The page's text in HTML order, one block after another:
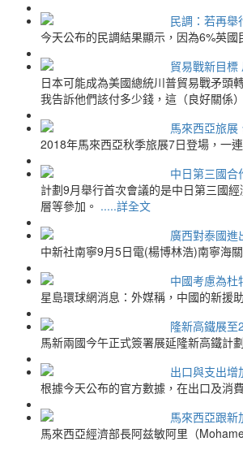
民調：若再舉
今天公布的民調結果顯示，因為6%英
貿易戰新目標
日本可能成為美國總統川普貿易戰矛頭
我告訴他們該付多少錢，這（良好關係
馬來西亞旅展
2018年馬來西亞秋季旅展7日登場，一
中日第三國合
計劃9月舉行首次會議的是中日第三國
層等參加。 .....詳全文
廣西對泰國進
中新社南寧9月5日電(楊博林浩)南寧海
中國考慮為杜
星島環球網消息：外媒稱，中國的新援
隆新高鐵展
馬新兩國今午正式簽署展延隆新高鐵計
出口與支出增
根據今天公布的官方數據，在出口及消
馬來西亞跟新
馬來西亞經濟部長阿兹敏阿里（